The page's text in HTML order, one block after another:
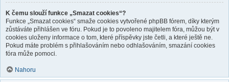
K čemu slouží funkce „Smazat cookies“?
Funkce „Smazat cookies“ smaže cookies vytvořené phpBB fórem, díky kterým
zůstáváte přihlášen ve fóru. Pokud je to povoleno majitelem fóra, můžou být v
cookies uloženy informace o tom, které příspěvky jste četli, a které ještě ne.
Pokud máte problém s přihlašováním nebo odhlašováním, smazání cookies
fóra může pomoci.
Nahoru